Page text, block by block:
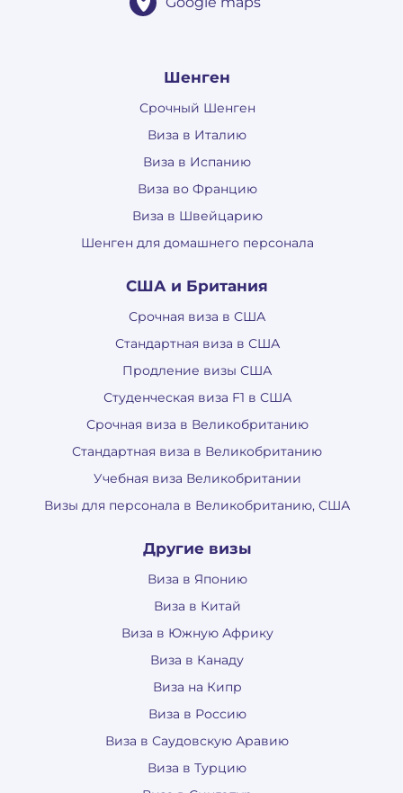
Шенген
Срочный Шенген
Виза в Италию
Виза в Испанию
Виза во Францию
Виза в Швейцарию
Шенген для домашнего персонала
США и Британия
Срочная виза в США
Стандартная виза в США
Продление визы США
Студенческая виза F1 в США
Срочная виза в Великобританию
Стандартная виза в Великобританию
Учебная виза Великобритании
Визы для персонала в Великобританию, США
Другие визы
Виза в Японию
Виза в Китай
Виза в Южную Африку
Виза в Канаду
Виза на Кипр
Виза в Россию
Виза в Саудовскую Аравию
Виза в Турцию